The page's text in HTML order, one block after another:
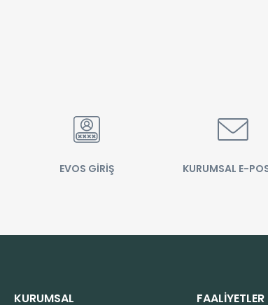
EVOS GİRİŞ KURUMSAL E-
KURUMSAL FAALİYETLER